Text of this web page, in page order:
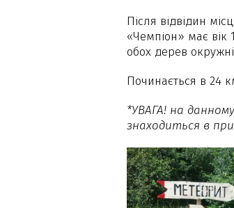
Після відвідин
«Чемпіон» має вік
обох дерев
Починається в 24
*УВАГА! на
знаходиться в